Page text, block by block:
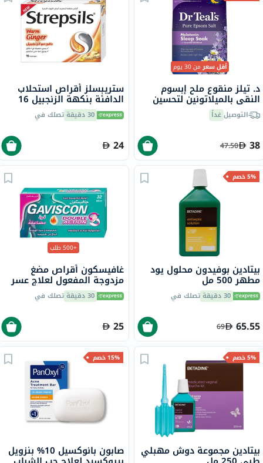
أقل سعرمن 30 يوم
د. تيلز منقوع ملح إبسوم
النقي بالميلاتونين لتحسين
النوم 1.36 كجمالتوصيلغداً
38
47.50
ستريبسلز أقراص استحلاب
الدافئة بنكهة الزنجبيل 16
قرص 30 دقيقة تصلك في
24
5% خصم
بيتادين بوفيدون محلول يود
مطهر 500 مل
30 دقيقة تصلك في
65.55
69
+500 طلب
غافيسكون أقراص مضغ
مزدوجة المفعول لعلاج عسر
الهضم وحرقة المعدة بنكهة
النعناع من 32
30 دقيقة تصلك في
25
5% خصم
بيتادين مجموعة دوش مهبلي
15% خصم
صابون بانوكسيل 10% بنزويل